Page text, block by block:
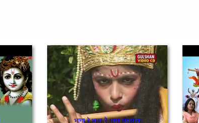
भागा रे भागा रे भागा नंदलाला